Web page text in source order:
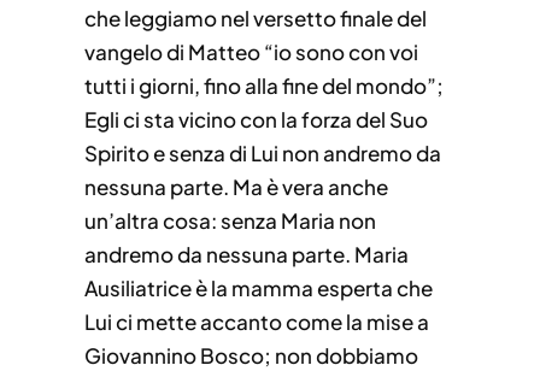
che leggiamo nel versetto finale del
vangelo di Matteo “io sono con voi
tutti i giorni, fino alla fine del mondo”;
Egli ci sta vicino con la forza del Suo
Spirito e senza di Lui non andremo da
nessuna parte. Ma è vera anche
un’altra cosa: senza Maria non
andremo da nessuna parte. Maria
Ausiliatrice è la mamma esperta che
Lui ci mette accanto come la mise a
Giovannino Bosco; non dobbiamo